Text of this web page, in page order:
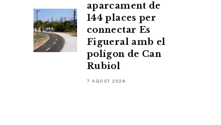
aparcament de
144 places per
connectar Es
Figueral amb el
polígon de Can
Rubiol
7 AGOST 2026